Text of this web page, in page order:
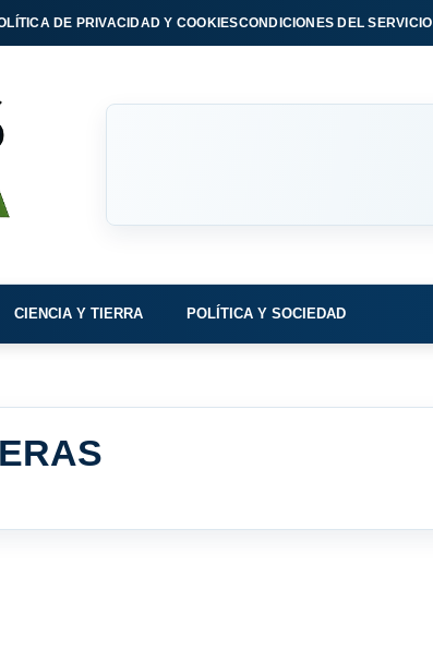
DE PRIVACIDAD Y COOKIESCONDICIONES DEL SERVICIO
CIENCIA Y TIERRA POLÍTICA Y SOCIEDAD